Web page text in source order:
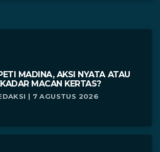
MADINA, AKSI NYATA ATAU
MACAN KERTAS?
| 7 AGUSTUS 2026